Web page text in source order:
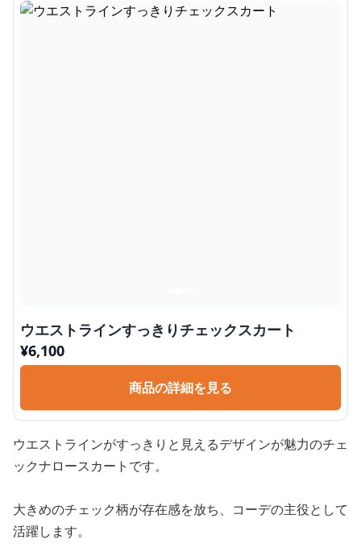
ウエストラインすっきりチェックスカート
¥6,100
商品の詳細を見る
ウエストラインがすっきりと見えるデザインが魅力のチェ
ックナロースカートです。
大きめのチェック柄が存在感を放ち、コーデの主役として
活躍します。